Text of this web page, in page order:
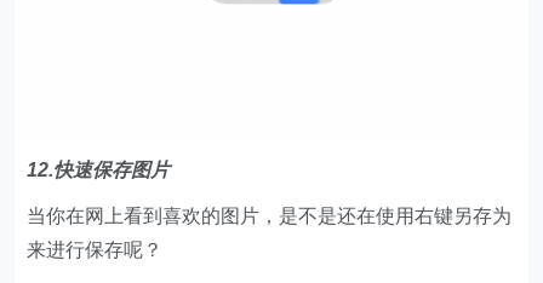
12.快速保存图片
当你在网上看到喜欢的图片，是不是还在使用右键另存为
来进行保存呢？